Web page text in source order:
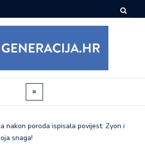
nakon poroda ispisala povijest: Zyon i
snaga!